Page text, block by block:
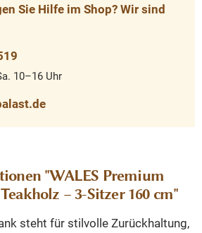
Sie Hilfe im Shop? Wir sind
10–16 Uhr
"WALES Premium
– 3-Sitzer 160 cm"
steht für stilvolle Zurückhaltung,